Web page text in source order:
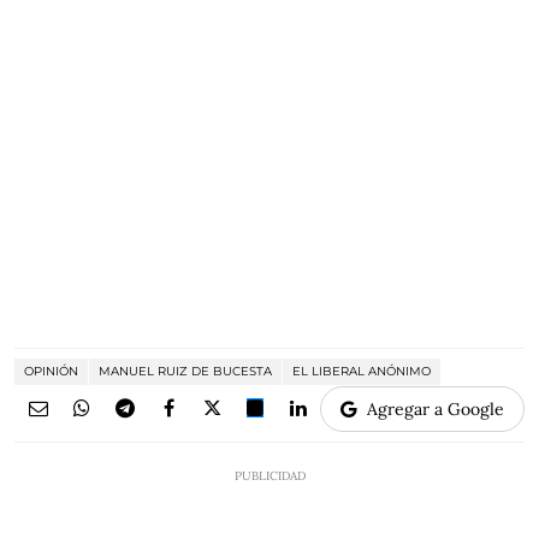
OPINIÓN MANUEL RUIZ DE BUCESTA EL LIBERAL ANÓNIMO
Agregar a Google